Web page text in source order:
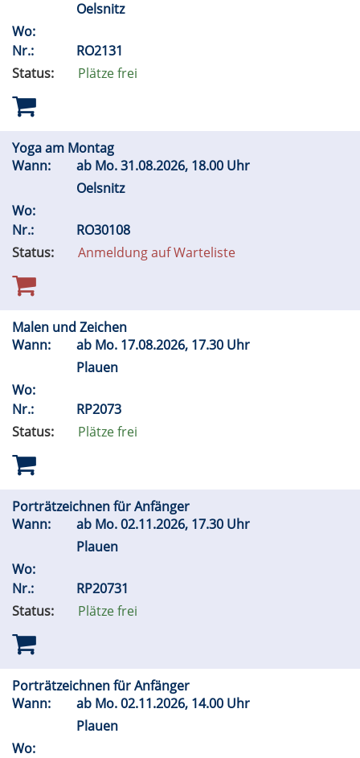
Oelsnitz
Wo:
Nr.:
RO2131
Status:
Plätze frei
Yoga am Montag
Wann:
ab Mo.31.08.2026, 18.00 Uhr
Oelsnitz
Wo:
Nr.:
RO30108
Status:
Anmeldung auf Warteliste
Malen und Zeichen
Wann:
ab Mo. 17.08.2026, 17.30 Uhr
Plauen
Wo:
Nr.:
RP2073
Status:
Plätze frei
Porträtzeichnen für Anfänger
Wann:
ab Mo.02.11.2026, 17.30 Uhr
Plauen
Wo:
Nr.:
RP20731
Status:
Plätze frei
Porträtzeichnen für Anfänger
Wann:
ab Mo.02.11.2026, 14.00 Uhr
Plauen
Wo: